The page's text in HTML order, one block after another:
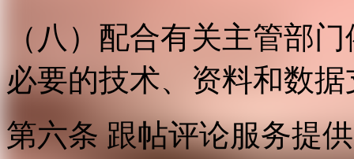
（八）配合有关主管部
必要的技术、资料和数
第六条 跟帖评论服务提